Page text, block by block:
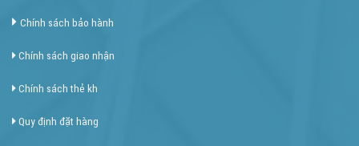
Chính sách bảo hành
Chính sách giao nhận
Chính sách thẻ kh
Quy định đặt hàng